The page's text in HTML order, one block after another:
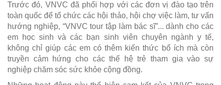
Trước đó, VNVC đã phối hợp với các đơn vị đào tạo trên
toàn quốc để tổ chức các hội thảo, hội chợ việc làm, tư vấn
hướng nghiệp, “VNVC tour tập làm bác sĩ”... dành cho các
em học sinh và các bạn sinh viên chuyên ngành y tế,
không chỉ giúp các em có thêm kiến thức bổ ích mà còn
truyền cảm hứng cho các thế hệ trẻ tham gia vào sự
nghiệp chăm sóc sức khỏe cộng đồng.